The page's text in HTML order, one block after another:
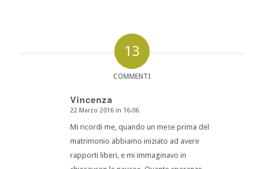
13
COMMENTI
Vincenza
dice:
22 Marzo 2016 in 16:06
Mi ricordi me, quando un mese prima del
matrimonio abbiamo iniziato ad avere
rapporti liberi, e mi immaginavo in